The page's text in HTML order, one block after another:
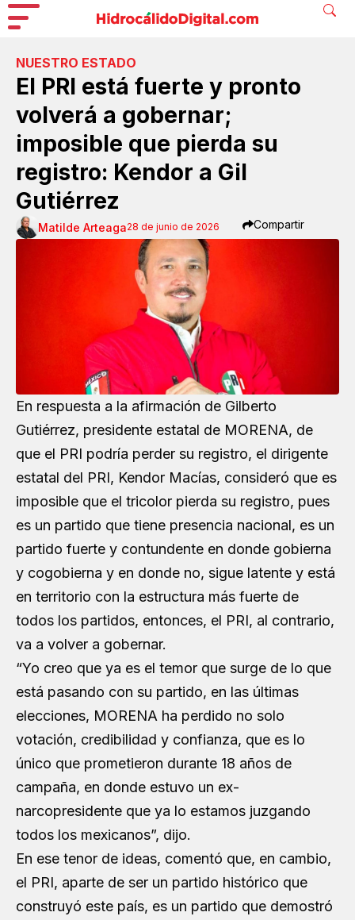
NUESTRO ESTADO
El PRI está fuerte y pronto
volverá a gobernar;
imposible que pierda su
registro: Kendor a Gil
Gutiérrez
Matilde Arteaga28 de junio de 2026 Compartir
En respuesta a la afirmación de Gilberto
Gutiérrez, presidente estatal de MORENA, de
que el PRI podría perder su registro, el dirigente
estatal del PRI, Kendor Macías, consideró que es
imposible que el tricolor pierda su registro, pues
es un partido que tiene presencia nacional, es un
partido fuerte y contundente en donde gobierna
y cogobierna y en donde no, sigue latente y está
en territorio con la estructura más fuerte de
todos los partidos, entonces, el PRI, al contrario,
va a volver a gobernar.
“Yo creo que ya es el temor que surge de lo que
está pasando con su partido, en las últimas
elecciones, MORENA ha perdido no solo
votación, credibilidad y confianza, que es lo
único que prometieron durante 18 años de
campaña, en donde estuvo un ex-
narcopresidente que ya lo estamos juzgando
todos los mexicanos”, dijo.
En ese tenor de ideas, comentó que, en cambio,
el PRI, aparte de ser un partido histórico que
construyó este país, es un partido que demostró